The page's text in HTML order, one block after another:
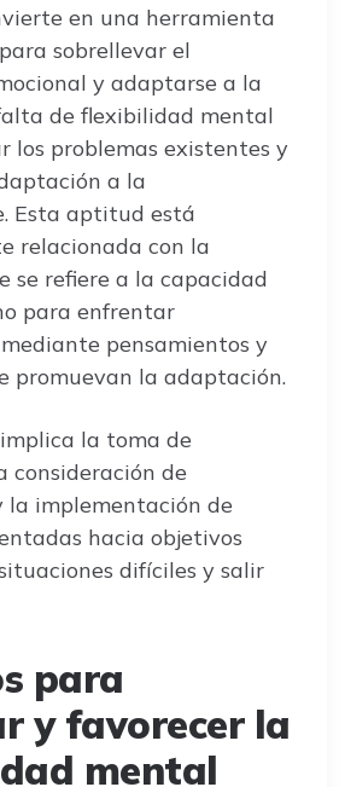
en una herramienta
sobrellevar el
y adaptarse a la
de flexibilidad mental
los problemas existentes y
a la
Esta aptitud está
relacionada con la
se refiere a la capacidad
para enfrentar
pensamientos y
promuevan la adaptación.
la toma de
consideración de
implementación de
hacia objetivos
difíciles y salir
para
y favorecer la
mental